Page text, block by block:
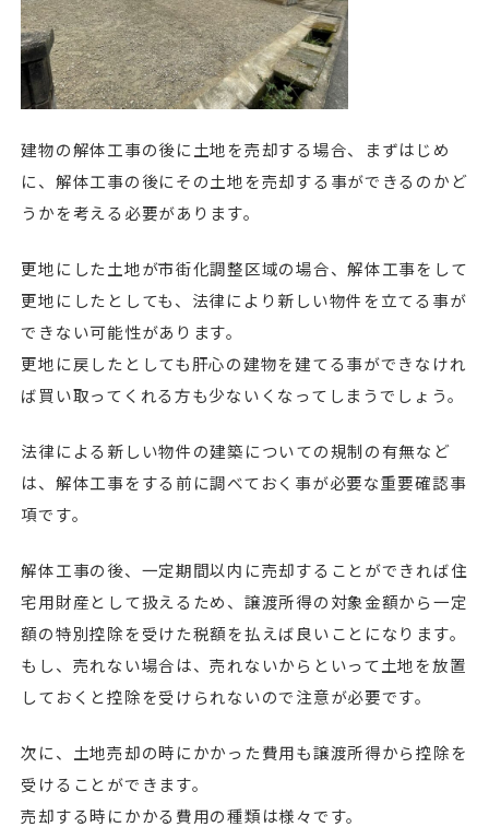
建物の解体工事の後に土地を売却する場合、まずはじめ
に、解体工事の後にその土地を売却する事ができるのかど
うかを考える必要があります。
更地にした土地が市街化調整区域の場合、解体工事をして
更地にしたとしても、法律により新しい物件を立てる事が
できない可能性があります。
更地に戻したとしても肝心の建物を建てる事ができなけれ
ば買い取ってくれる方も少ないくなってしまうでしょう。
法律による新しい物件の建築についての規制の有無など
は、解体工事をする前に調べておく事が必要な重要確認事
項です。
解体工事の後、一定期間以内に売却することができれば住
宅用財産として扱えるため、譲渡所得の対象金額から一定
額の特別控除を受けた税額を払えば良いことになります。
もし、売れない場合は、売れないからといって土地を放置
しておくと控除を受けられないので注意が必要です。
次に、土地売却の時にかかった費用も譲渡所得から控除を
受けることができます。
売却する時にかかる費用の種類は様々です。